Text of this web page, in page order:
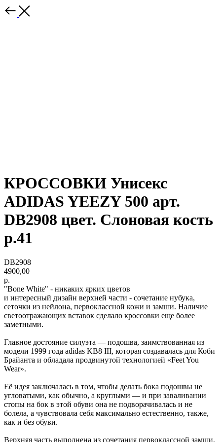
КРОССОВКИ Унисекс
ADIDAS YEEZY 500 арт.
DB2908 цвет. Слоновая кость
р.41
DB2908
4900,00
р.
"Bone White" - никаких ярких цветов
и интересный дизайн верхней части - сочетание нубука,
сеточки из нейлона, первоклассной кожи и замши. Наличие
светоотражающих вставок сделало кроссовки еще более
заметными.
Главное достояние силуэта — подошва, заимствованная из
модели 1999 года adidas KB8 III, которая создавалась для Коби
Брайанта и обладала продвинутой технологией «Feet You
Wear».
Её идея заключалась в том, чтобы делать бока подошвы не
угловатыми, как обычно, а круглыми — и при заваливании
стопы на бок в этой обуви она не подворачивалась и не
болела, а чувствовала себя максимально естественно, также,
как и без обуви.
Верхняя часть выполнена из сочетания первоклассной замши,